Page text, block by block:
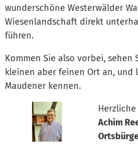
wunderschöne Westerwälder
Wiesenlandschaft direkt
führen.
Kommen Sie also vorbei, sehen
kleinen aber feinen Ort an, und
Maudener kennen.
Herzliche
Achim